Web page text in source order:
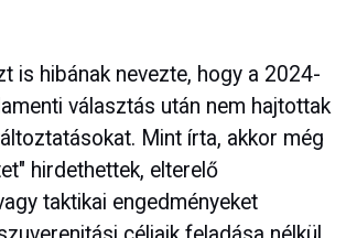
is hibának nevezte, hogy a 2024-
választás után nem hajtottak
Mint írta, akkor még
hirdethettek, elterelő
taktikai engedményeket